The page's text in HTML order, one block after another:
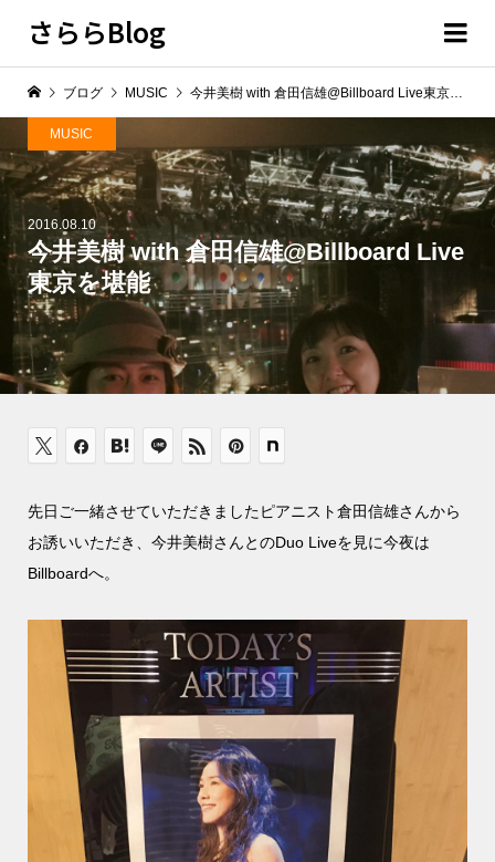
さららBlog
2016.08.10
今井美樹 with 倉田信雄@Billboard Live
東京を堪能
MUSIC
ブログ MUSIC 今井美樹 with 倉田信雄@Billboard Live東京を堪能
先日ご一緒させていただきましたピアニスト倉田信雄さんから
お誘いいただき、今井美樹さんとのDuo Liveを見に今夜は
Billboardへ。